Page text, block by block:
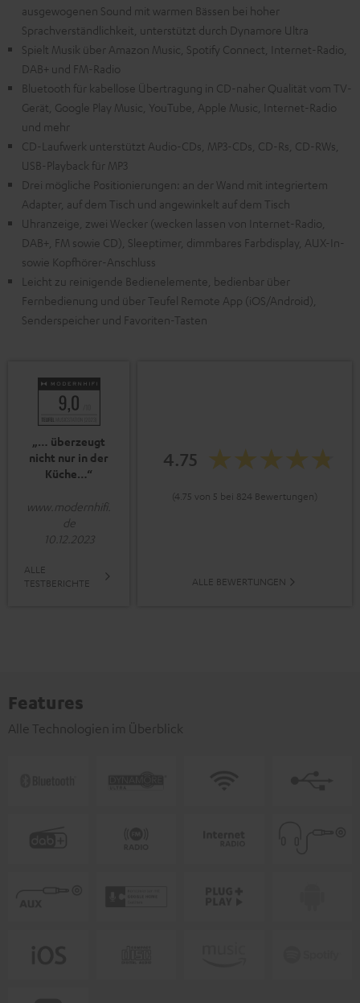
ausgewogenen Sound mit warmen Bässen bei hoher
Sprachverständlichkeit, unterstützt durch Dynamore Ultra
Spielt Musik über Amazon Music, Spotify Connect, Internet-Radio,
DAB+ und FM-Radio
Bluetooth für kabellose Übertragung in CD-naher Qualität vom TV-
Gerät, Google Play Music, YouTube, Apple Music, Internet-Radio
und mehr
CD-Laufwerk unterstützt Audio-CDs, MP3-CDs, CD-Rs, CD-RWs,
USB-Playback für MP3
Drei mögliche Positionierungen: an der Wand mit integriertem
Adapter, auf dem Tisch und angewinkelt auf dem Tisch
Uhranzeige, zwei Wecker (wecken lassen von Internet-Radio,
DAB+, FM sowie CD), Sleeptimer, dimmbares Farbdisplay, AUX-In-
sowie Kopfhörer-Anschluss
Leicht zu reinigende Bedienelemente, bedienbar über
Fernbedienung und über Teufel Remote App (iOS/Android),
Senderspeicher und Favoriten-Tasten
„… überzeugt
nicht nur in der
Küche…“
www.modernhifi.
de
10.12.2023
ALLE
TESTBERICHTE
4.75
(4.75 von 5 bei 824 Bewertungen)
ALLE BEWERTUNGEN
Features
Alle Technologien im Überblick